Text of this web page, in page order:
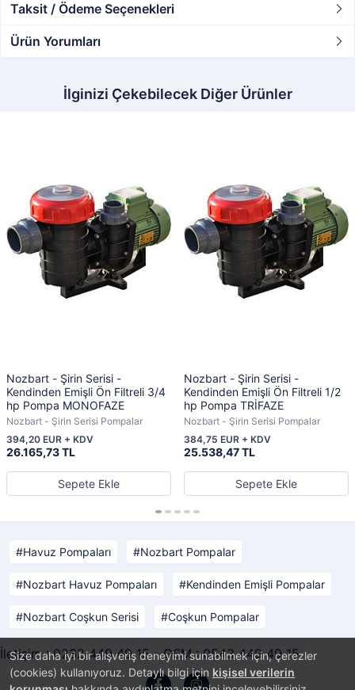
Size daha iyi bir alışveriş deneyimi sunabilmek için, çerezler
(cookies) kullanıyoruz. Detaylı bilgi için kişisel verilerin
Taksit / Ödeme Seçenekleri
Ürün Yorumları
İlginizi Çekebilecek Diğer Ürünler
Nozbart - Şirin Serisi -
Kendinden Emişli Ön Filtreli 3/4
hp Pompa MONOFAZE
Nozbart - Şirin Serisi Pompalar
26.165,73 TL
394,20 EUR + KDV
Sepete Ekle
Nozbart - Şirin Serisi -
Kendinden Emişli Ön Filtreli 1/2
hp Pompa TRİFAZE
Nozbart - Şirin Serisi Pompalar
25.538,47 TL
384,75 EUR + KDV
Sepete Ekle
Havuz Pompaları Nozbart Pompalar
Nozbart Havuz Pompaları Kendinden Emişli Pompalar
Nozbart Coşkun Serisi Coşkun Pompalar
İletişim : 0232 449 49 15 - GSM : 0543 449 49 15